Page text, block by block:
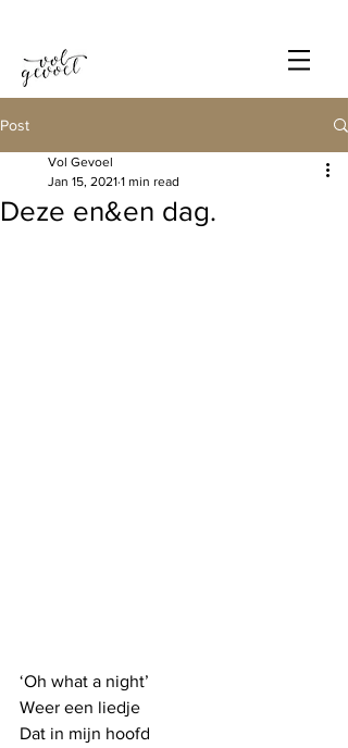
Post
Deze en&en dag.
Vol Gevoel
Jan 15, 2021 1 min read
‘Oh what a night’
Weer een liedje
Dat in mijn hoofd